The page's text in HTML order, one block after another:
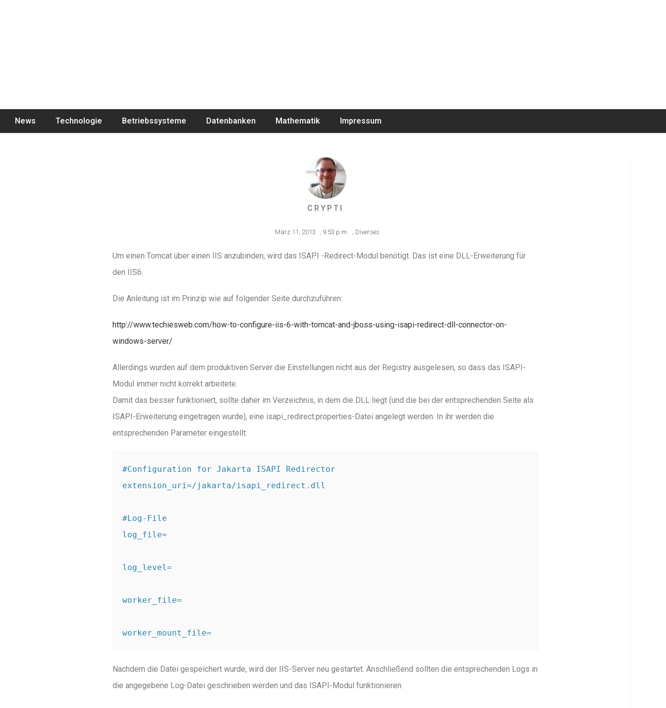
News Technologie Betriebssysteme Datenbanken Mathematik Impressum
CRYPTI
März 11, 2013 , 9:53 p.m. , Diverses
Um einen Tomcat über einen IIS anzubinden, wird das ISAPI -Redirect-Modul benötigt. Das ist eine DLL-Erweiterung für
den IIS6.
Die Anleitung ist im Prinzip wie auf folgender Seite durchzuführen:
http://www.techiesweb.com/how-to-configure-iis-6-with-tomcat-and-jboss-using-isapi-redirect-dll-connector-on-
windows-server/
Allerdings wurden auf dem produktiven Server die Einstellungen nicht aus der Registry ausgelesen, so dass das ISAPI-
Modul immer nicht korrekt arbeitete.
Damit das besser funktioniert, sollte daher im Verzeichnis, in dem die DLL liegt (und die bei der entsprechenden Seite als
ISAPI-Erweiterung eingetragen wurde), eine isapi_redirect.properties-Datei angelegt werden. In ihr werden die
entsprechenden Parameter eingestellt:
#Configuration for Jakarta ISAPI Redirector
extension_uri=/jakarta/isapi_redirect.dll
#Log-File
log_file=
log_level=
worker_file=
worker_mount_file=
Nachdem die Datei gespeichert wurde, wird der IIS-Server neu gestartet. Anschließend sollten die entsprechenden Logs in
die angegebene Log-Datei geschrieben werden und das ISAPI-Modul funktionieren.